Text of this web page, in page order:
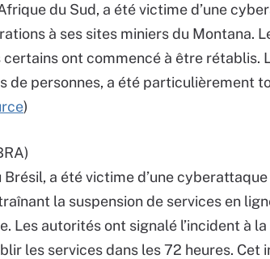
du Sud, a été victime d’une
à ses sites miniers du Montana.
ont commencé à être rétablis.
de personnes, a été particulièrement
)
a été victime d’une cyberattaque
la suspension de services en
Les autorités ont signalé l’incident à
les services dans les 72 heures. Cet